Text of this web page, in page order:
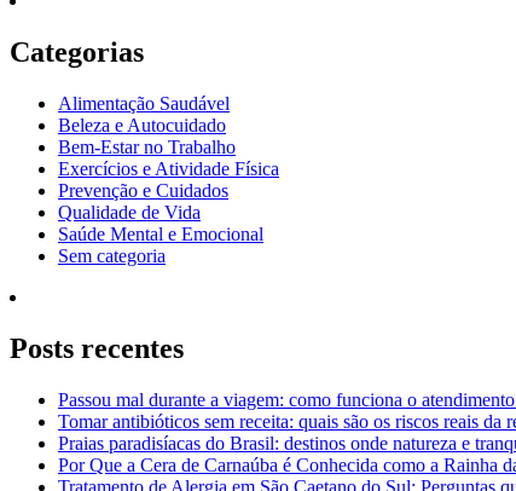
Categorias
Alimentação Saudável
Beleza e Autocuidado
Bem-Estar no Trabalho
Exercícios e Atividade Física
Prevenção e Cuidados
Qualidade de Vida
Saúde Mental e Emocional
Sem categoria
Posts recentes
Passou mal durante a viagem: como funciona o
Tomar antibióticos sem receita: quais são os riscos reais da
Praias paradisíacas do Brasil: destinos onde natureza e
Por Que a Cera de Carnaúba é Conhecida como a Rainha
Tratamento de Alergia em São Caetano do Sul: Perguntas